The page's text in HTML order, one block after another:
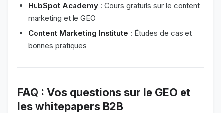
HubSpot Academy : Cours gratuits sur le content
marketing et le GEO
Content Marketing Institute : Études de cas et
bonnes pratiques
FAQ : Vos questions sur le GEO et
les whitepapers B2B